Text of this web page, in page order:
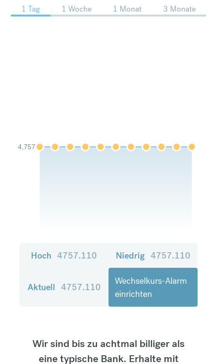
1 Tag 1 Woche 1 Monat 3 Monate
4,757
Hoch 4757.110 Niedrig 4757.110
Aktuell 4757.110
Wechselkurs-Alarm
einrichten
Wir sind bis zu achtmal billiger als
eine typische Bank. Erhalte mit